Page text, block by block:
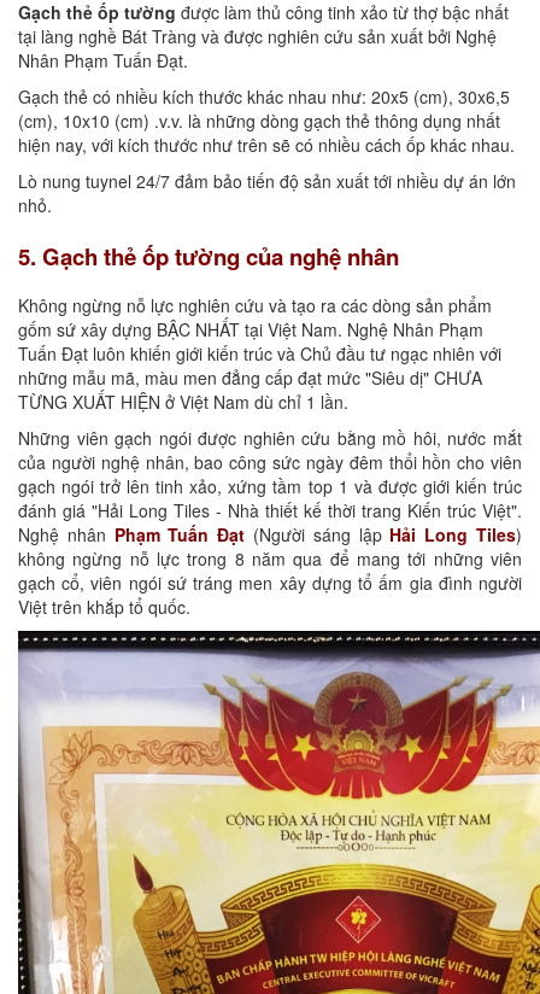
Gạch thẻ ốp tường được làm thủ công tinh xảo từ thợ bậc nhất
tại làng nghề Bát Tràng và được nghiên cứu sản xuất bởi Nghệ
Nhân Phạm Tuấn Đạt.
Gạch thẻ có nhiều kích thước khác nhau như: 20x5 (cm), 30x6,5
(cm), 10x10 (cm) .v.v. là những dòng gạch thẻ thông dụng nhất
hiện nay, với kích thước như trên sẽ có nhiều cách ốp khác nhau.
Lò nung tuynel 24/7 đảm bảo tiến độ sản xuất tới nhiều dự án lớn
nhỏ.
5. Gạch thẻ ốp tường của nghệ nhân
Không ngừng nỗ lực nghiên cứu và tạo ra các dòng sản phẩm
gốm sứ xây dựng BẬC NHẤT tại Việt Nam. Nghệ Nhân Phạm
Tuấn Đạt luôn khiến giới kiến trúc và Chủ đầu tư ngạc nhiên với
những mẫu mã, màu men đẳng cấp đạt mức "Siêu dị" CHƯA
TỪNG XUẤT HIỆN ở Việt Nam dù chỉ 1 lần.
Những viên gạch ngói được nghiên cứu bằng mồ hôi, nước mắt
của người nghệ nhân, bao công sức ngày đêm thổi hồn cho viên
gạch ngói trở lên tinh xảo, xứng tầm top 1 và được giới kiến trúc
đánh giá "Hải Long Tiles - Nhà thiết kế thời trang Kiến trúc Việt".
Nghệ nhân Phạm Tuấn Đạt (Người sáng lập Hải Long Tiles)
không ngừng nỗ lực trong 8 năm qua để mang tới những viên
gạch cổ, viên ngói sứ tráng men xây dựng tổ ấm gia đình người
Việt trên khắp tổ quốc.